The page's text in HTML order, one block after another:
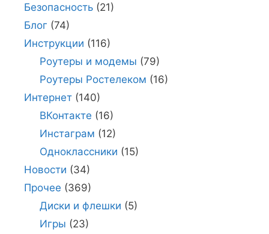
Безопасность (21)
Блог (74)
Инструкции (116)
Роутеры и модемы (79)
Роутеры Ростелеком (16)
Интернет (140)
ВКонтакте (16)
Инстаграм (12)
Одноклассники (15)
Новости (34)
Прочее (369)
Диски и флешки (5)
Игры (23)